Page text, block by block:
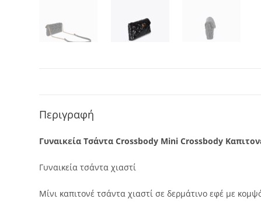
Περιγραφή
Γυναικεία Τσάντα Crossbody Mini Crossbody
Γυναικεία τσάντα χιαστί
Μίνι καπιτονέ τσάντα χιαστί σε δερμάτινο εφέ με